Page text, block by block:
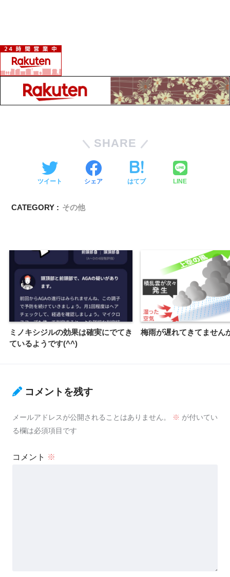
SHARE
ツイート シェア はてブ LINE
CATEGORY : その他
ミノキシジルの効果は確実にでてき
ているようです(^^)
梅雨が遅れてきてません
コメントを残す
メールアドレスが公開されることはありません。 ※ が付いてい
る欄は必須項目です
コメント ※